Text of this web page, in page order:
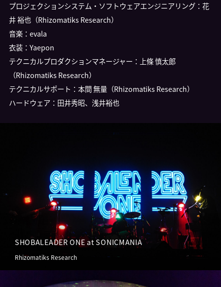
プロジェクションシステム・ソフトウェアエンジニアリング：花
井 裕也（Rhizomatiks Research）
音楽：evala
衣装：Yaepon
テクニカルプロダクションマネージャー：上條 慎太郎
（Rhizomatiks Research）
テクニカルサポート：本間 無量（Rhizomatiks Research）
ハードウェア：田井秀昭、浅井裕也
SHOBALEADER ONE at SONICMANIA
Rhizomatiks Research